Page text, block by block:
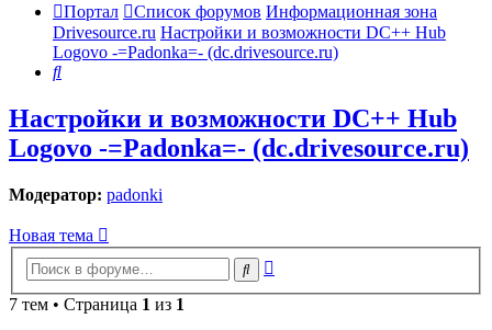
Портал Список форумов Информационная зона
Drivesource.ru Настройки и возможности DC++ Hub
Logovo -=Padonka=- (dc.drivesource.ru)
Поиск
Настройки и возможности DC++ Hub
Logovo -=Padonka=- (dc.drivesource.ru)
Модератор: padonki
Новая тема
Поиск
7 тем • Страница 1 из 1